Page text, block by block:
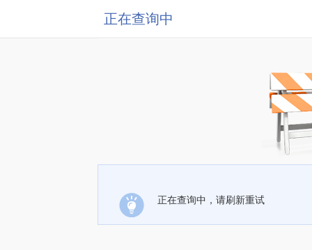
正在查询中
正在查询中，请刷新重试